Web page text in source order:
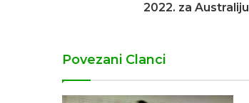
2022. za Australiju
Povezani Clanci